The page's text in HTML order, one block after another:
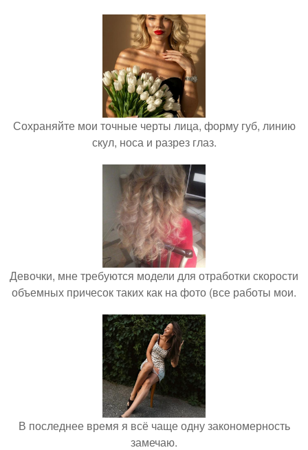
Сохраняйте мои точные черты лица, форму губ, линию
скул, носа и разрез глаз.
Девочки, мне требуются модели для отработки скорости
объемных причесок таких как на фото (все работы мои.
В последнее время я всё чаще одну закономерность
замечаю.